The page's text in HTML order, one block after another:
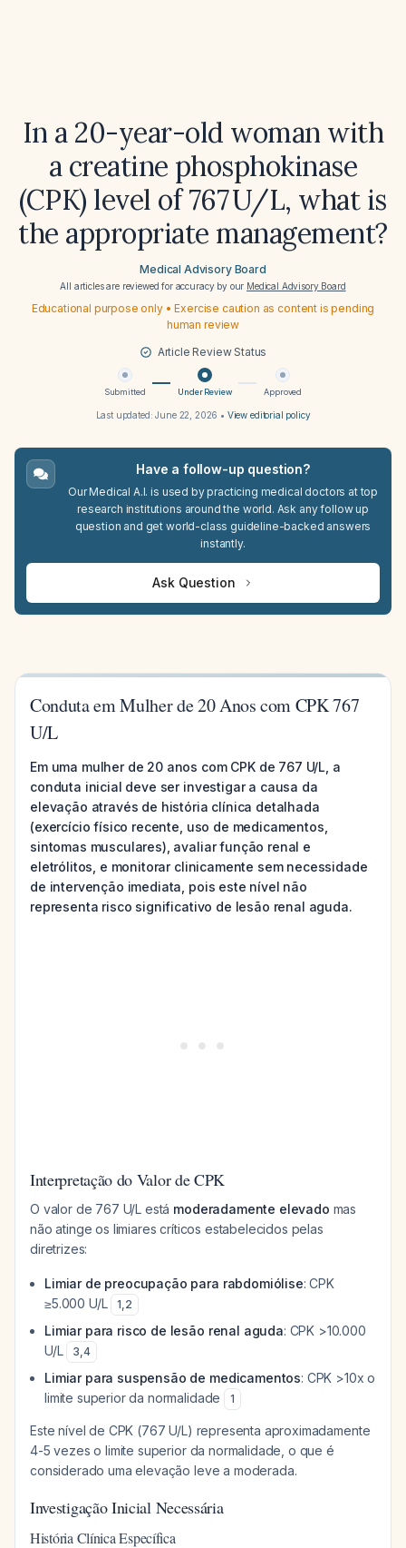
In a 20-year-old woman with
a creatine phosphokinase
(CPK) level of 767 U/L, what is
the appropriate management?
Medical Advisory Board
All articles are reviewed for accuracy by our Medical Advisory Board
Educational purpose only • Exercise caution as content is pending
human review
Article Review Status
Submitted Under Review Approved
Last updated:June 22, 2026 • View editorial policy
Have a follow-up question?
Our Medical A.I. is used by practicing medical doctors at top
research institutions around the world. Ask any follow up
question and get world-class guideline-backed answers
instantly.
Ask Question
Conduta em Mulher de 20 Anos com CPK 767
U/L
Em uma mulher de 20 anos com CPK de 767 U/L, a
conduta inicial deve ser investigar a causa da
elevação através de história clínica detalhada
(exercício físico recente, uso de medicamentos,
sintomas musculares), avaliar função renal e
eletrólitos, e monitorar clinicamente sem necessidade
de intervenção imediata, pois este nível não
representa risco significativo de lesão renal aguda.
Interpretação do Valor de CPK
O valor de 767 U/L está moderadamente elevado mas
não atinge os limiares críticos estabelecidos pelas
diretrizes:
Limiar de preocupação para rabdomiólise: CPK
≥5.000 U/L
1,2
Limiar para risco de lesão renal aguda: CPK >10.000
U/L
3,4
Limiar para suspensão de medicamentos: CPK >10x o
limite superior da normalidade
1
Este nível de CPK (767 U/L) representa aproximadamente
4-5 vezes o limite superior da normalidade, o que é
considerado uma elevação leve a moderada.
Investigação Inicial Necessária
História Clínica Específica